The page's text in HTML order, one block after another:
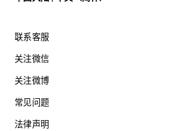
联系客服
关注微信
关注微博
常见问题
法律声明